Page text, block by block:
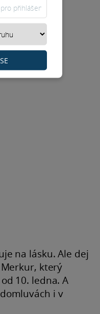
na lásku. Ale dej
který
10. ledna. A
i v